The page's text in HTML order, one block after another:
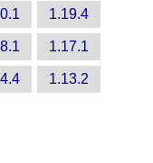
1.19.4
1.17.1
1.13.2